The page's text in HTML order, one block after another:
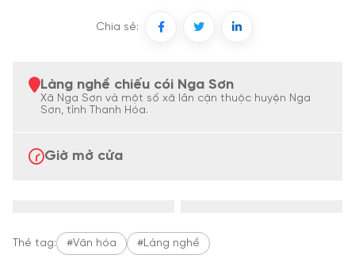
Chia sẻ:
Làng nghề chiếu cói Nga Sơn
Xã Nga Sơn và một số xã lân cận thuộc huyện Nga
Sơn, tỉnh Thanh Hóa.
Giờ mở cửa
Thẻ tag: #Văn hóa #Làng nghề